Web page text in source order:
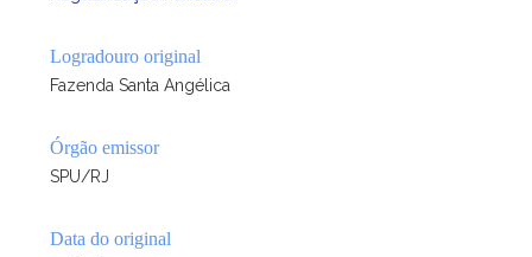
Logradouro original
Fazenda Santa Angélica
Órgão emissor
SPU/RJ
Data do original